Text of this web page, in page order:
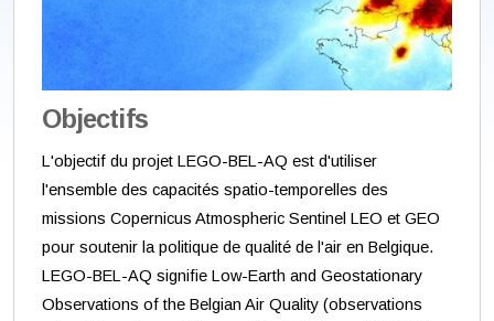
Objectifs
L'objectif du projet LEGO-BEL-AQ est d'utiliser
l'ensemble des capacités spatio-temporelles des
missions Copernicus Atmospheric Sentinel LEO et GEO
pour soutenir la politique de qualité de l'air en Belgique.
LEGO-BEL-AQ signifie Low-Earth and Geostationary
Observations of the Belgian Air Quality (observations